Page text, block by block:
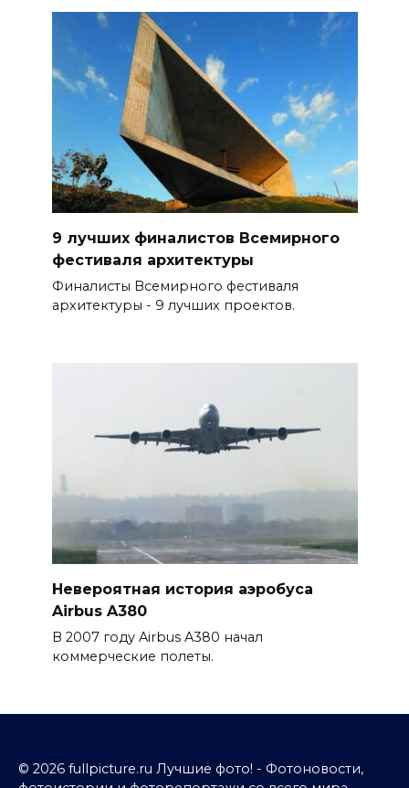
9 лучших финалистов Всемирного
фестиваля архитектуры
Финалисты Всемирного фестиваля
архитектуры - 9 лучших проектов.
Невероятная история аэробуса
Airbus A380
В 2007 году Airbus A380 начал
коммерческие полеты.
© 2026 fullpicture.ru Лучшие фото! - Фотоновости,